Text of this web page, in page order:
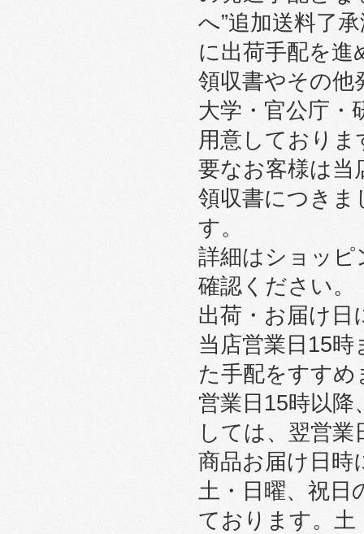
へ”追加送料了
に出荷手配を進
領収書やその他
大学・官公庁・
用意しておりま
要なお客様は当
領収書につきま
す。
詳細はショッ
確認ください。
出荷・お届け日
当店営業日15
た手配をすすめ
営業日15時以
しては、翌営
商品お届け日時
土・日曜、祝日
ております。土